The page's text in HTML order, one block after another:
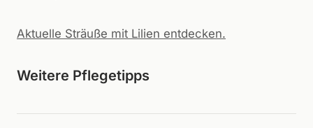
Aktuelle Sträuße mit Lilien entdecken.
Weitere Pflegetipps